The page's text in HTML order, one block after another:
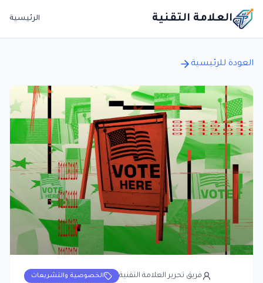
العلامة التقنية الرئيسية
العودة للرئيسية
الخصوصية والتشريعات
فريق تحرير العلامة التقنية